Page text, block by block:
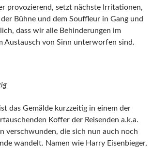
provozierend, setzt nächste Irritationen,
Bühne und dem Souffleur in Gang und
dass wir alle Behinderungen im
Austausch von Sinn unterworfen sind.
das Gemälde kurzzeitig in einem der
Koffer der Reisenden a.k.a.
verschwunden, die sich nun auch noch
wandelt. Namen wie Harry Eisenbieger,